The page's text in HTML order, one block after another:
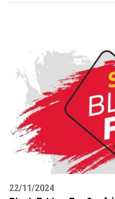
22/11/2024